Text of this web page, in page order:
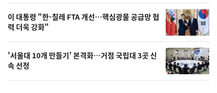
오
늘
의
사
진
이 대통령 "한-칠레 FTA 개선…핵심광물 공급망 협
력 더욱 강화"
'서울대 10개 만들기' 본격화…거점 국립대 3곳 신
속 선정